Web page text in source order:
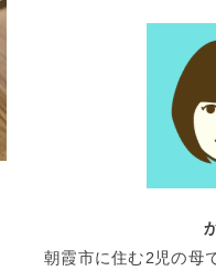
朝霞市に住む2児の母